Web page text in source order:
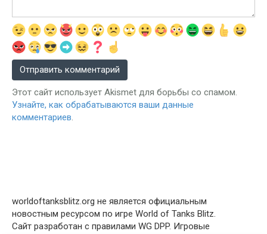
Этот сайт использует Akismet для борьбы со спамом.
Узнайте, как обрабатываются ваши данные
комментариев.
worldoftanksblitz.org не является официальным
новостным ресурсом по игре World of Tanks Blitz.
Сайт разработан с правилами WG DPP. Игровые